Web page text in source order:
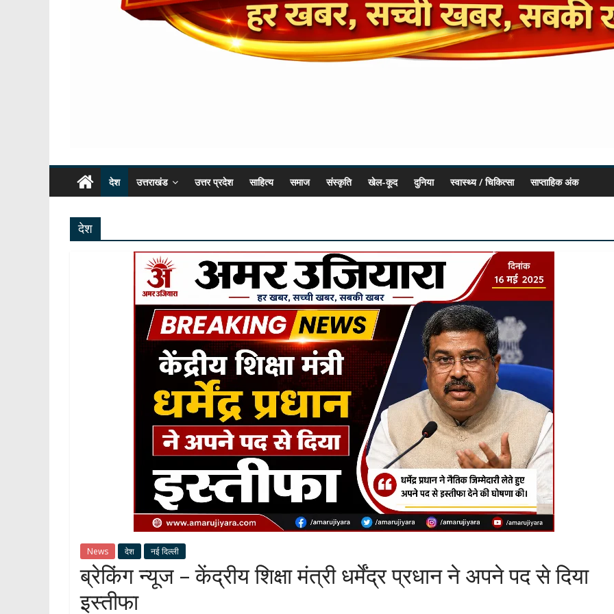
देश उत्तराखंड उत्तर प्रदेश साहित्य समाज संस्कृति खेल-कूद दुनिया स्वास्थ्य / चिकित्सा साप्ताहिक अंक
देश
News देश नई दिल्ली
ब्रेकिंग न्यूज – केंद्रीय शिक्षा मंत्री धर्मेंद्र प्रधान ने अपने पद से दिया
इस्तीफा